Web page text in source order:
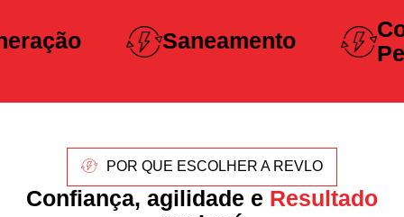
Construção
Pesada
POR QUE ESCOLHER A REVLO
Confiança, agilidade e Resultado